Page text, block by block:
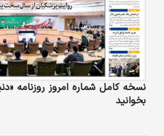
نسخه کامل شماره امروز روزنامه
بخوانید